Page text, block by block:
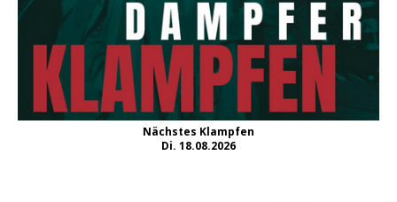
Nächstes Klampfen
Di. 18.08.2026